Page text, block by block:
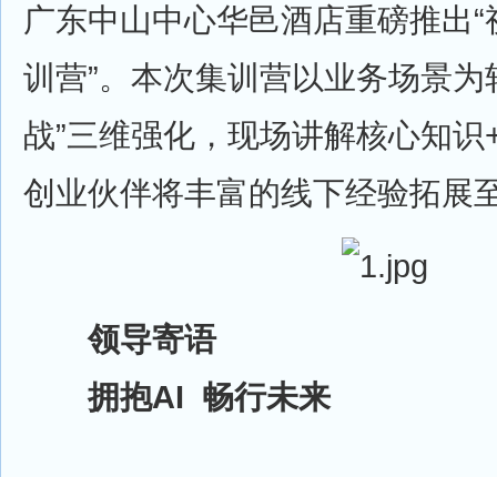
广东中山中心华邑酒店重磅推出
训营”。本次集训营以业务场景为
战”三维强化，现场讲解核心知
创业伙伴将丰富的线下经验拓展
领导寄语
拥抱AI 畅行未来